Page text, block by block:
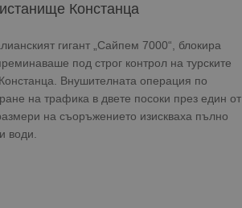
Констанца
гигант „Сайпем 7000“, блокира
под строг контрол на турските
Внушителната операция по
на трафика в двете посоки през един от
на съоръжението изискваха пълно
води.